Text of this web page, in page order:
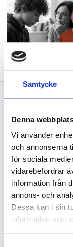
Samtycke
Denna
Vi använder
och annonserna
för sociala
vidarebefordrar
information från
annons- och
Dessa kan i sin
information som
Här är det stora felet
skolan och npf-
”Vi
Åsa Lyrberg ett
förskolläraren och
dag är
att pröva vingarna.
Niclas
plocka upp